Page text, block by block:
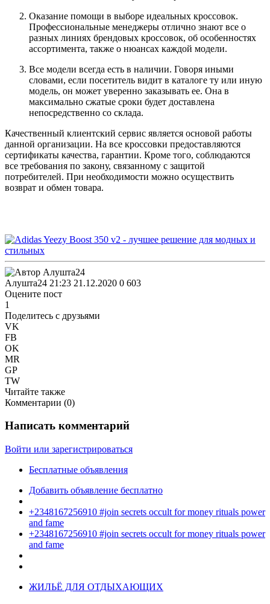
Оказание помощи в выборе идеальных кроссовок.
Профессиональные менеджеры отлично знают все о
разных линиях брендовых кроссовок, об особенностях
ассортимента, также о нюансах каждой модели.
Все модели всегда есть в наличии. Говоря иными
словами, если посетитель видит в каталоге ту или иную
модель, он может уверенно заказывать ее. Она в
максимально сжатые сроки будет доставлена
непосредственно со склада.
Качественный клиентский сервис является основой работы
данной организации. На все кроссовки предоставляются
сертификаты качества, гарантии. Кроме того, соблюдаются
все требования по закону, связанному с защитой
потребителей. При необходимости можно осуществить
возврат и обмен товара.
Алушта24 21:23 21.12.2020 0 603
Оцените пост
1
Поделитесь с друзьями
VK
FB
OK
MR
GP
TW
Читайте также
Комментарии (0)
Написать комментарий
Войти или зарегистрироваться
Бесплатные объявления
Добавить объявление бесплатно
+2348167256910 #join secrets occult for money rituals power
and fame
+2348167256910 #join secrets occult for money rituals power
and fame
ЖИЛЬЁ ДЛЯ ОТДЫХАЮЩИХ